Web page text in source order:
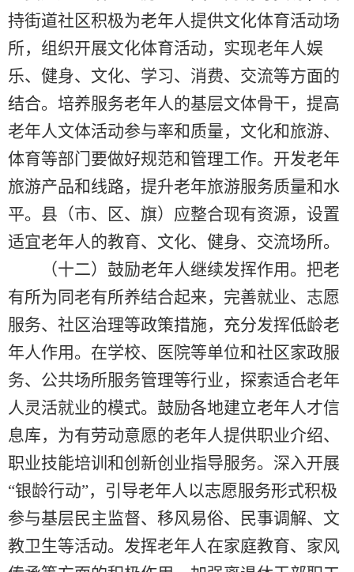
持街道社区积极为老年人提供文化体育活动场
所，组织开展文化体育活动，实现老年人娱
乐、健身、文化、学习、消费、交流等方面的
结合。培养服务老年人的基层文体骨干，提高
老年人文体活动参与率和质量，文化和旅游、
体育等部门要做好规范和管理工作。开发老年
旅游产品和线路，提升老年旅游服务质量和水
平。县（市、区、旗）应整合现有资源，设置
适宜老年人的教育、文化、健身、交流场所。
（十二）鼓励老年人继续发挥作用。把老
有所为同老有所养结合起来，完善就业、志愿
服务、社区治理等政策措施，充分发挥低龄老
年人作用。在学校、医院等单位和社区家政服
务、公共场所服务管理等行业，探索适合老年
人灵活就业的模式。鼓励各地建立老年人才信
息库，为有劳动意愿的老年人提供职业介绍、
职业技能培训和创新创业指导服务。深入开展
“银龄行动”，引导老年人以志愿服务形式积极
参与基层民主监督、移风易俗、民事调解、文
教卫生等活动。发挥老年人在家庭教育、家风